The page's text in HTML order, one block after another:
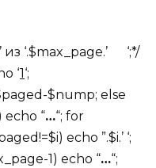
из ‘.$max_page.’ ‘;*/
‘1‘;
$nump; else
“…“; for
echo ”.$i.’ ‘;
1) echo “…“;